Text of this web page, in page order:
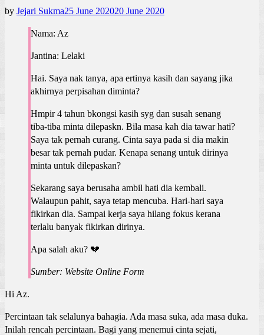
by Jejari Sukma25 June 202020 June 2020
Nama: Az
Jantina: Lelaki
Hai. Saya nak tanya, apa ertinya kasih dan sayang jika
akhirnya perpisahan diminta?
Hmpir 4 tahun bkongsi kasih syg dan susah senang
tiba-tiba minta dilepaskn. Bila masa kah dia tawar hati?
Saya tak pernah curang. Cinta saya pada si dia makin
besar tak pernah pudar. Kenapa senang untuk dirinya
minta untuk dilepaskan?
Sekarang saya berusaha ambil hati dia kembali.
Walaupun pahit, saya tetap mencuba. Hari-hari saya
fikirkan dia. Sampai kerja saya hilang fokus kerana
terlalu banyak fikirkan dirinya.
Apa salah aku? 💔
Sumber: Website Online Form
Hi Az.
Percintaan tak selalunya bahagia. Ada masa suka, ada masa duka.
Inilah rencah percintaan. Bagi yang menemui cinta sejati,